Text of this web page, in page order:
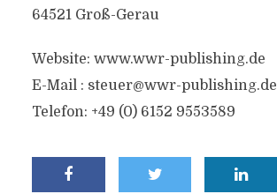
64521 Groß-Gerau
Website: www.wwr-publishing.de
E-Mail : steuer@wwr-publishing.de
Telefon: +49 (0) 6152 9553589